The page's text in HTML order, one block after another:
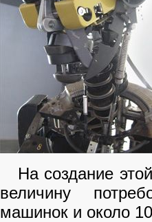
На создание
величину
машинок и около